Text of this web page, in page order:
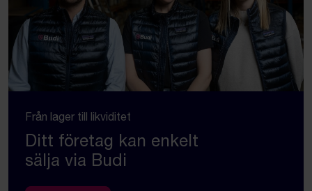
Från lager till likviditet
Ditt företag kan enkelt
sälja via Budi